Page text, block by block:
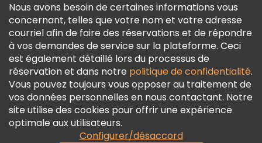
Politique En Matière De Cookies
Freetour Prix
Programme De Fidélité
Nous avons besoin de certaines informations vous
concernant, telles que votre nom et votre adresse
courriel afin de faire des réservations et de répondre
à vos demandes de service sur la plateforme. Ceci
est également détaillé lors du processus de
réservation et dans notre politique de confidentialité.
Vous pouvez toujours vous opposer au traitement de
vos données personnelles en nous contactant. Notre
site utilise des cookies pour offrir une expérience
optimale aux utilisateurs.
Configurer/désaccord